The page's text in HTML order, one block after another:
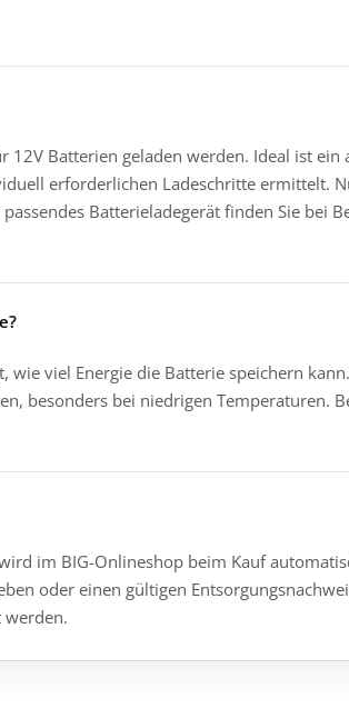
Batterien geladen werden. Ideal ist ein
erforderlichen Ladeschritte ermittelt.
Batterieladegerät finden Sie bei
viel Energie die Batterie speichern
besonders bei niedrigen Temperaturen.
im BIG-Onlineshop beim Kauf
oder einen gültigen
werden.